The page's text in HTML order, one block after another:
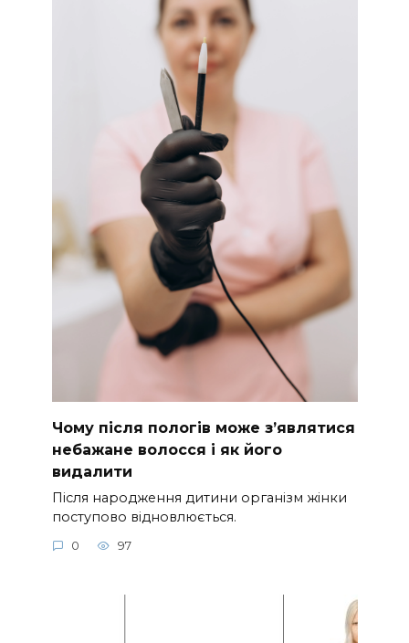
Чому після пологів може з’являтися
небажане волосся і як його
видалити
Після народження дитини організм жінки
поступово відновлюється.
0 97